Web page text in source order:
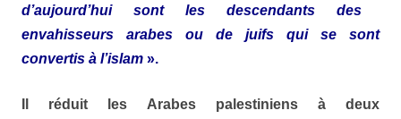
d’aujourd’hui sont les descendants des
envahisseurs arabes ou de juifs qui se sont
convertis à l’islam ».
Il réduit les Arabes palestiniensà deux